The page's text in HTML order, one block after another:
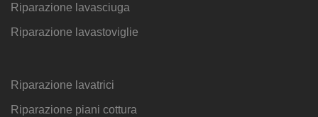
Riparazione lavasciuga
Riparazione lavastoviglie
Riparazione lavatrici
Riparazione piani cottura